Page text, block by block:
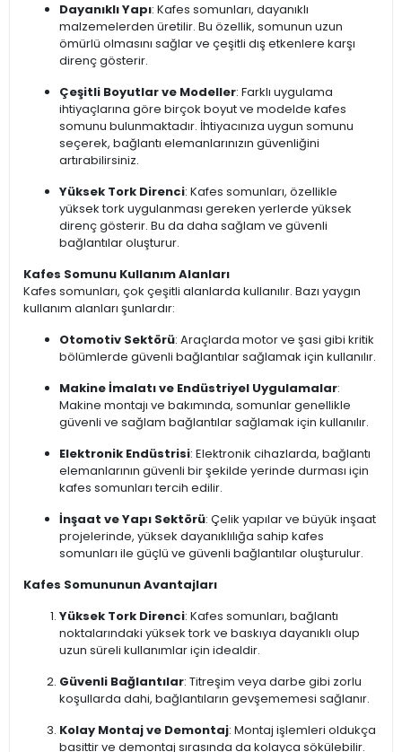
Dayanıklı Yapı: Kafes somunları, dayanıklı
malzemelerden üretilir. Bu özellik, somunun uzun
ömürlü olmasını sağlar ve çeşitli dış etkenlere karşı
direnç gösterir.
Çeşitli Boyutlar ve Modeller: Farklı uygulama
ihtiyaçlarına göre birçok boyut ve modelde kafes
somunu bulunmaktadır. İhtiyacınıza uygun somunu
seçerek, bağlantı elemanlarınızın güvenliğini
artırabilirsiniz.
Yüksek Tork Direnci: Kafes somunları, özellikle
yüksek tork uygulanması gereken yerlerde yüksek
direnç gösterir. Bu da daha sağlam ve güvenli
bağlantılar oluşturur.
Kafes Somunu Kullanım Alanları
Kafes somunları, çok çeşitli alanlarda kullanılır. Bazı yaygın
kullanım alanları şunlardır:
Otomotiv Sektörü: Araçlarda motor ve şasi gibi kritik
bölümlerde güvenli bağlantılar sağlamak için kullanılır.
Makine İmalatı ve Endüstriyel Uygulamalar:
Makine montajı ve bakımında, somunlar genellikle
güvenli ve sağlam bağlantılar sağlamak için kullanılır.
Elektronik Endüstrisi: Elektronik cihazlarda, bağlantı
elemanlarının güvenli bir şekilde yerinde durması için
kafes somunları tercih edilir.
İnşaat ve Yapı Sektörü: Çelik yapılar ve büyük inşaat
projelerinde, yüksek dayanıklılığa sahip kafes
somunları ile güçlü ve güvenli bağlantılar oluşturulur.
Kafes Somununun Avantajları
Yüksek Tork Direnci: Kafes somunları, bağlantı
noktalarındaki yüksek tork ve baskıya dayanıklı olup
uzun süreli kullanımlar için idealdir.
Güvenli Bağlantılar: Titreşim veya darbe gibi zorlu
koşullarda dahi, bağlantıların gevşememesi sağlanır.
Kolay Montaj ve Demontaj: Montaj işlemleri oldukça
basittir ve demontaj sırasında da kolayca sökülebilir.